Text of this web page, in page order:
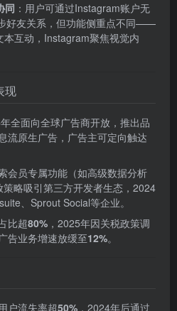
同 ‌：用户可通过Instagram账户无
好友关系，但功能侧重点不同——
互动，Instagram聚焦视觉内
现
年全面向全球广告商开放，推出品
流原生广告，广告主可定向触达
会员专属功能（如高级数据分析
略吸引第三方开发者生态，2024
、Sprout Social等企业。
比超‌80% ‌，2025年因关税政策调
告业务增速放缓至‌12%‌。
户流失率超‌50% ‌，2024年后通过